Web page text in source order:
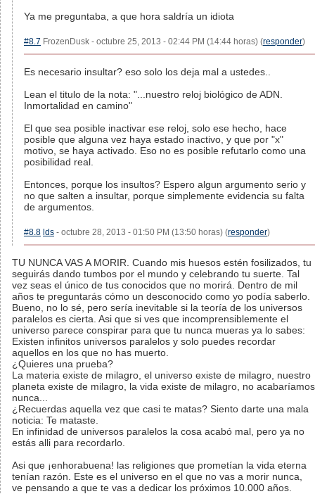
Ya me preguntaba, a que hora saldría un idiota
#8.7 FrozenDusk - octubre 25, 2013 - 02:44 PM (14:44 horas) (responder)
Es necesario insultar? eso solo los deja mal a ustedes..
Lean el titulo de la nota: "...nuestro reloj biológico de ADN.
Inmortalidad en camino"
El que sea posible inactivar ese reloj, solo ese hecho, hace
posible que alguna vez haya estado inactivo, y que por "x"
motivo, se haya activado. Eso no es posible refutarlo como una
posibilidad real.
Entonces, porque los insultos? Espero algun argumento serio y
no que salten a insultar, porque simplemente evidencia su falta
de argumentos.
#8.8 lds - octubre 28, 2013 - 01:50 PM (13:50 horas) (responder)
TU NUNCA VAS A MORIR. Cuando mis huesos estén fosilizados, tu
seguirás dando tumbos por el mundo y celebrando tu suerte. Tal
vez seas el único de tus conocidos que no morirá. Dentro de mil
años te preguntarás cómo un desconocido como yo podía saberlo.
Bueno, no lo sé, pero sería inevitable si la teoría de los universos
paralelos es cierta. Asi que si ves que incomprensiblemente el
universo parece conspirar para que tu nunca mueras ya lo sabes:
Existen infinitos universos paralelos y solo puedes recordar
aquellos en los que no has muerto.
¿Quieres una prueba?
La materia existe de milagro, el universo existe de milagro, nuestro
planeta existe de milagro, la vida existe de milagro, no acabaríamos
nunca...
¿Recuerdas aquella vez que casi te matas? Siento darte una mala
noticia: Te mataste.
En infinidad de universos paralelos la cosa acabó mal, pero ya no
estás alli para recordarlo.
Asi que ¡enhorabuena! las religiones que prometían la vida eterna
tenían razón. Este es el universo en el que no vas a morir nunca,
ve pensando a que te vas a dedicar los próximos 10.000 años.